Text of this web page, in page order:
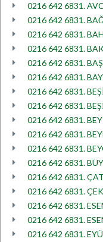
0216 642 6831.
0216 642 6831.
0216 642 6831.
0216 642 6831.
0216 642 6831.
0216 642 6831.
0216 642 6831.
0216 642 6831.
0216 642 6831.
0216 642 6831.
0216 642 6831.
0216 642 6831.
0216 642 6831.
0216 642 6831.
0216 642 6831.
0216 642 6831.
0216 642 6831.